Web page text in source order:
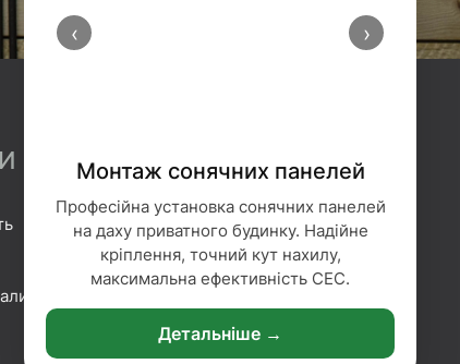
‹ ›
Монтаж сонячних панелей
Професійна установка сонячних панелей
на даху приватного будинку. Надійне
кріплення, точний кут нахилу,
максимальна ефективність СЕС.
Детальніше →
Гідроізоляція
Геотекстиль
Сітка та плівка